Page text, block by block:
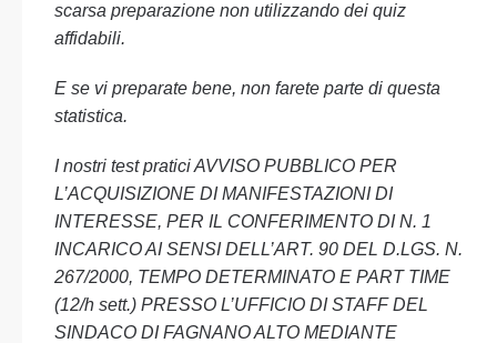
scarsa preparazione non utilizzando dei quiz
affidabili.
E se vi preparate bene, non farete parte di questa
statistica.
I nostri test pratici AVVISO PUBBLICO PER
L’ACQUISIZIONE DI MANIFESTAZIONI DI
INTERESSE, PER IL CONFERIMENTO DI N. 1
INCARICO AI SENSI DELL’ART. 90 DEL D.LGS. N.
267/2000, TEMPO DETERMINATO E PART TIME
(12/h sett.) PRESSO L’UFFICIO DI STAFF DEL
SINDACO DI FAGNANO ALTO MEDIANTE